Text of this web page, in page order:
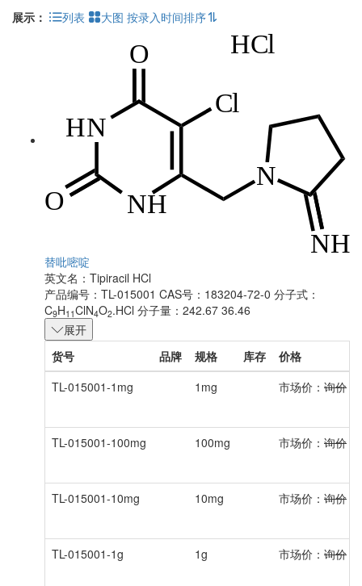
展示：
列表 大图 按录入时间排序
替吡嘧啶
英文名： Tipiracil HCl
产品编号：TL-015001 CAS号：183204-72-0 分子式：
C9H11ClN4O2.HCl 分子量：242.67 36.46
展开
货号
品牌 规格 库存
价格
TL-015001-1mg
1mg 市场价： 询价
TL-015001-100mg 100mg 市场价： 询价
TL-015001-10mg 10mg 市场价： 询价
TL-015001-1g 1g 市场价： 询价